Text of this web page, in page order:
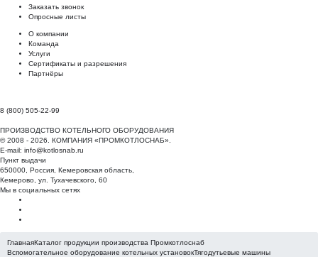
Заказать звонок
Опросные листы
О компании
Команда
Услуги
Сертификаты и разрешения
Партнёры
8 (800) 505-22-99
ПРОИЗВОДСТВО КОТЕЛЬНОГО ОБОРУДОВАНИЯ
© 2008 - 2026. КОМПАНИЯ «ПРОМКОТЛОСНАБ».
E-mail: info@kotlosnab.ru
Пункт выдачи
650000 Россия Кемеровская область
Кемерово ул. Тухачевского, 60
Мы в социальных сетях
ГлавнаяКаталог продукции производства Промкотлоснаб
Вспомогательное оборудование котельных установокТягодутьевые машины